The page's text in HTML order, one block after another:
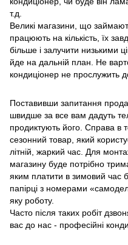
т.д.
Великі магазини, що
працюють на кількість, їх
більше і залучити низькими
йде на дальній план. Не
кондиціонер не прослужить
Поставивши запитання
швидше за все вам дадуть
продиктують його. Справа в
сезонний товар, який
літній, жаркий час. Для
магазину буде потрібно
яким платити в зимовий час
папірці з номерами
яку роботу.
Часто після таких робіт
вас до нас - професійні